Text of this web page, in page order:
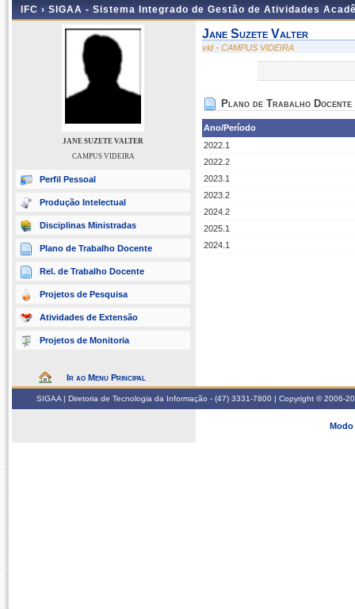
IFC › SIGAA - Sistema Integrado de Gestão de Atividades
JANE SUZETE VALTER
CAMPUS VIDEIRA
Perfil Pessoal
Produção Intelectual
Disciplinas Ministradas
Plano de Trabalho Docente
Rel. de Trabalho Docente
Projetos de Pesquisa
Atividades de Extensão
Projetos de Monitoria
Ir ao Menu Principal
Jane Suzete Valter
vid - CAMPUS VIDEIRA
Plano de Trabalho Docente
Ano/Período
2022.1
2022.2
2023.1
2023.2
2024.2
2025.1
2024.1
SIGAA | Diretoria de Tecnologia da Informação - (47) 3331-7800 | Copyright © 2006-
Modo